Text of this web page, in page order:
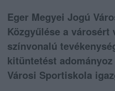
Eger Megyei Jogú
Közgyűlése a városért
színvonalú
kitüntetést
Városi Sportiskola